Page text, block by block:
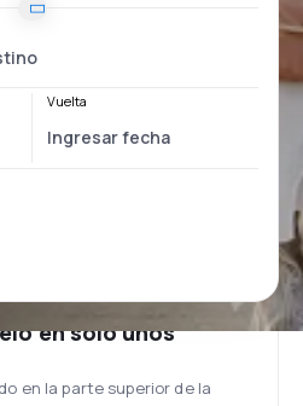
Vuelta
en solo unos
en la parte superior de la